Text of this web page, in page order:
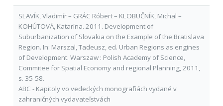
SLAVÍK, Vladimír – GRÁC Róbert – KLOBUČNÍK, Michal –
KOHÚTOVÁ, Katarína. 2011. Development of
Suburbanization of Slovakia on the Example of the Bratislava
Region. In: Marszal, Tadeusz, ed. Urban Regions as engines
of Development. Warszaw : Polish Academy of Science,
Commitee for Spatial Economy and regional Planning, 2011,
s. 35-58.
ABC - Kapitoly vo vedeckých monografiách vydané v
zahraničných vydavateľstvách